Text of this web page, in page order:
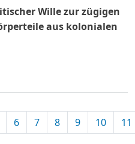
Wille zur zügigen
aus kolonialen
Seite
6 7 8 9 10 11